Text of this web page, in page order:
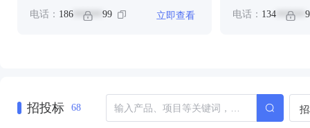
电话： 186 ****** 99 立即查看 电话： 134******
招投标 68